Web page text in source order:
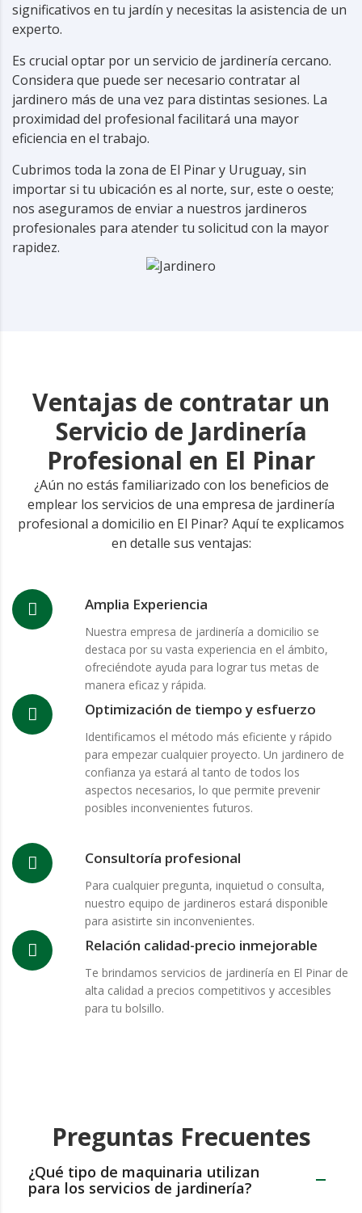
significativos en tu jardín y necesitas la asistencia de un
experto.
Es crucial optar por un servicio de jardinería cercano.
Considera que puede ser necesario contratar al
jardinero más de una vez para distintas sesiones. La
proximidad del profesional facilitará una mayor
eficiencia en el trabajo.
Cubrimos toda la zona de El Pinar y Uruguay, sin
importar si tu ubicación es al norte, sur, este o oeste;
nos aseguramos de enviar a nuestros jardineros
profesionales para atender tu solicitud con la mayor
rapidez.
Ventajas de contratar un
Servicio de Jardinería
Profesional en El Pinar
¿Aún no estás familiarizado con los beneficios de
emplear los servicios de una empresa de jardinería
profesional a domicilio en El Pinar? Aquí te explicamos
en detalle sus ventajas:
Amplia Experiencia
Nuestra empresa de jardinería a domicilio se
destaca por su vasta experiencia en el ámbito,
ofreciéndote ayuda para lograr tus metas de
manera eficaz y rápida.
Optimización de tiempo y esfuerzo
Identificamos el método más eficiente y rápido
para empezar cualquier proyecto. Un jardinero de
confianza ya estará al tanto de todos los
aspectos necesarios, lo que permite prevenir
posibles inconvenientes futuros.
Consultoría profesional
Para cualquier pregunta, inquietud o consulta,
nuestro equipo de jardineros estará disponible
para asistirte sin inconvenientes.
Relación calidad-precio inmejorable
Te brindamos servicios de jardinería en El Pinar de
alta calidad a precios competitivos y accesibles
para tu bolsillo.
Preguntas Frecuentes
¿Qué tipo de maquinaria utilizan
para los servicios de jardinería?